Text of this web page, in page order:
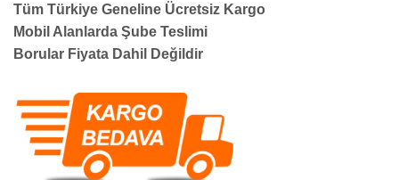
Tüm Türkiye Geneline Ücretsiz Kargo
Mobil Alanlarda Şube Teslimi
Borular Fiyata Dahil Değildir